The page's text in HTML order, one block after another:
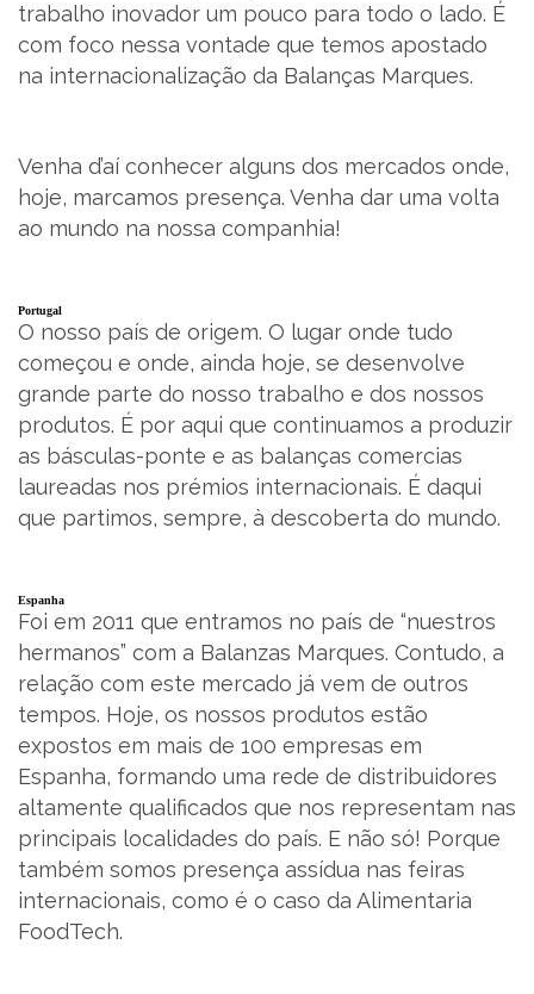
trabalho inovador um pouco para todo o lado. É
com foco nessa vontade que temos apostado
na internacionalização da Balanças Marques.
Venha d’aí conhecer alguns dos mercados onde,
hoje, marcamos presença. Venha dar uma volta
ao mundo na nossa companhia!
Portugal
O nosso país de origem. O lugar onde tudo
começou e onde, ainda hoje, se desenvolve
grande parte do nosso trabalho e dos nossos
produtos. É por aqui que continuamos a produzir
as básculas-ponte e as balanças comercias
laureadas nos prémios internacionais. É daqui
que partimos, sempre, à descoberta do mundo.
Espanha
Foi em 2011 que entramos no país de “nuestros
hermanos” com a Balanzas Marques. Contudo, a
relação com este mercado já vem de outros
tempos. Hoje, os nossos produtos estão
expostos em mais de 100 empresas em
Espanha, formando uma rede de distribuidores
altamente qualificados que nos representam nas
principais localidades do país. E não só! Porque
também somos presença assídua nas feiras
internacionais, como é o caso da Alimentaria
FoodTech.